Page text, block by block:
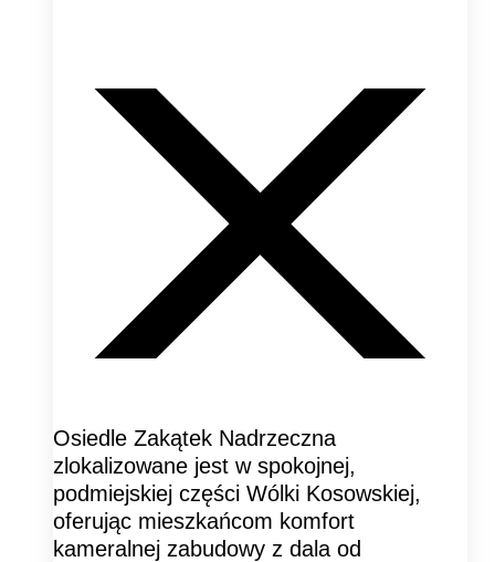
Osiedle Zakątek Nadrzeczna
zlokalizowane jest w spokojnej,
podmiejskiej części Wólki Kosowskiej,
oferując mieszkańcom komfort
kameralnej zabudowy z dala od